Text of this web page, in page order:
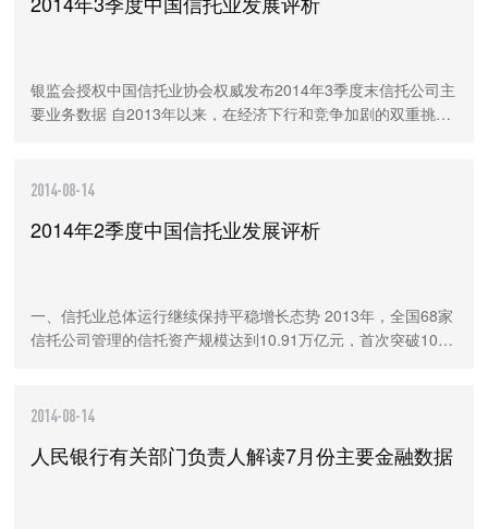
银监会授权中国信托业协会权威发布2014年3季度末信托公司主
要业务数据 自2013年以来，在经济下行和竞争加剧的双重挑战
2014-08-14
2014年2季度中国信托业发展评析
一、信托业总体运行继续保持平稳增长态势 2013年，全国68家
信托公司管理的信托资产规模达到10.91万亿元，首次突破10万
2014-08-14
人民银行有关部门负责人解读7月份主要金融数据